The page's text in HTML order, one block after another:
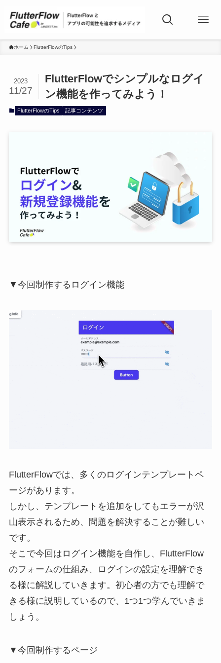
ホーム FlutterFlowのTips
FlutterFlowでシンプルなログイ
ン機能を作ってみよう！
2023
11/27
FlutterFlowのTips 記事コンテンツ
▼今回制作するログイン機能
FlutterFlowでは、多くのログインテンプレートペ
ージがあります。
しかし、テンプレートを追加をしてもエラーが沢
山表示されるため、問題を解決することが難しい
です。
そこで今回はログイン機能を自作し、FlutterFlow
のフォームの仕組み、ログインの設定を理解でき
る様に解説していきます。初心者の方でも理解で
きる様に説明しているので、1つ1つ学んでいきま
しょう。
▼今回制作するページ